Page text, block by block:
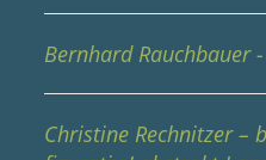
Bernhard Rauchbauer
Christine Rechnitzer –